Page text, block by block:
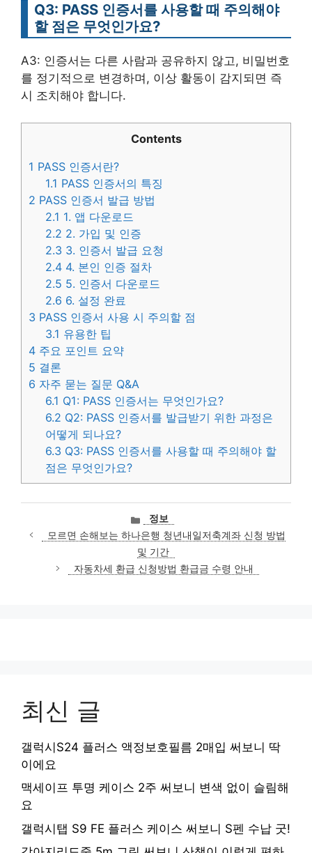
Q3: PASS 인증서를 사용할 때 주의해야
할 점은 무엇인가요?
A3: 인증서는 다른 사람과 공유하지 않고, 비밀번호
를 정기적으로 변경하며, 이상 활동이 감지되면 즉
시 조치해야 합니다.
Contents
1 PASS 인증서란?
1.1 PASS 인증서의 특징
2 PASS 인증서 발급 방법
2.1 1. 앱 다운로드
2.2 2. 가입 및 인증
2.3 3. 인증서 발급 요청
2.4 4. 본인 인증 절차
2.5 5. 인증서 다운로드
2.6 6. 설정 완료
3 PASS 인증서 사용 시 주의할 점
3.1 유용한 팁
4 주요 포인트 요약
5 결론
6 자주 묻는 질문 Q&A
6.1 Q1: PASS 인증서는 무엇인가요?
6.2 Q2: PASS 인증서를 발급받기 위한 과정은
어떻게 되나요?
6.3 Q3: PASS 인증서를 사용할 때 주의해야 할
점은 무엇인가요?
카
테
고
리
정보
모르면 손해보는 하나은행 청년내일저축계좌 신청 방법
및 기간
자동차세 환급 신청방법 환급금 수령 안내
최신 글
갤럭시S24 플러스 액정보호필름 2매입 써보니 딱
이에요
맥세이프 투명 케이스 2주 써보니 변색 없이 슬림해
요
갤럭시탭 S9 FE 플러스 케이스 써보니 S펜 수납 굿!